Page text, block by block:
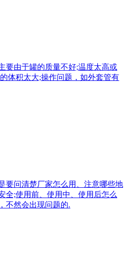
要由于罐的质量不好;温度太高或
体积太大;操作问题，如外套管有
要问清楚厂家怎么用、注意哪些地
全;使用前、使用中、使用后怎么
不然会出现问题的.